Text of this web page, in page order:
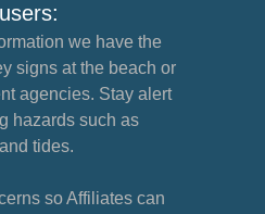
we have the
signs at the beach or
agencies. Stay alert
hazards such as
tides.
so Affiliates can